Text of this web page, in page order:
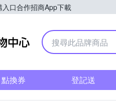
口合作招商App下載
Yahoo購物中心
點換券 登記送